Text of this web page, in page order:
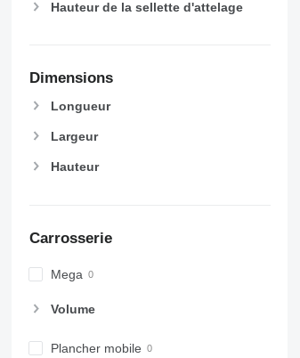
Hauteur de la sellette d'attelage
Dimensions
Longueur
Largeur
Hauteur
Carrosserie
Mega
Volume
Plancher mobile